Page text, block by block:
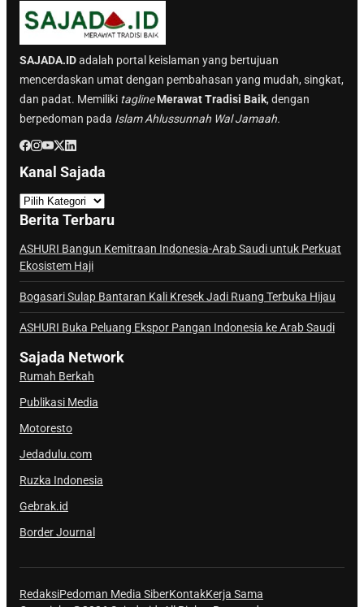
SAJADA.IDadalah portal keislaman yang bertujuan
mencerdaskan umat dengan pembahasan yang mudah, singkat,
dan padat. Memiliki tagline Merawat Tradisi Baik, dengan
berpedoman pada Islam Ahlussunnah Wal Jamaah.
Kanal Sajada
a
n
a
l
j
d
a
Berita Terbaru
ASHURI Bangun Kemitraan Indonesia-Arab Saudi untuk Perkuat
Ekosistem Haji
Bogasari Sulap Bantaran Kali Kresek Jadi Ruang Terbuka Hijau
ASHURI Buka Peluang Ekspor Pangan Indonesia ke Arab Saudi
Sajada Network
Rumah Berkah
Publikasi Media
Motoresto
Jedadulu.com
Ruzka Indonesia
Gebrak.id
Border Journal
RedaksiPedoman Media SiberKontakKerja Sama